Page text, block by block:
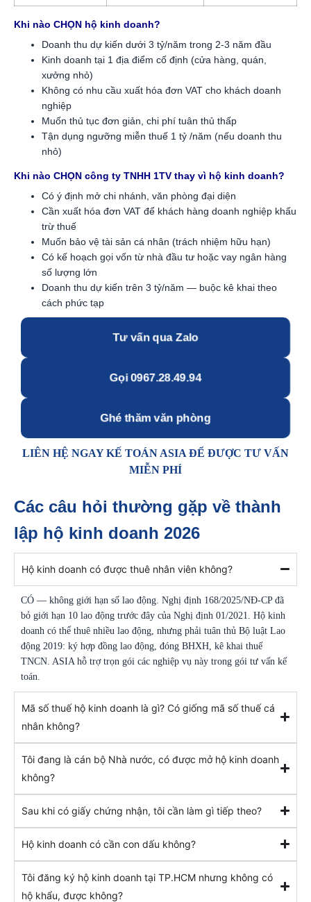
Khi nào CHỌN hộ kinh doanh?
Doanh thu dự kiến dưới 3 tỷ/năm trong 2-3 năm đầu
Kinh doanh tại 1 địa điểm cố định (cửa hàng, quán,
xưởng nhỏ)
Không có nhu cầu xuất hóa đơn VAT cho khách doanh
nghiệp
Muốn thủ tục đơn giản, chi phí tuân thủ thấp
Tận dụng ngưỡng miễn thuế 1 tỷ /năm (nếu doanh thu
nhỏ)
Khi nào CHỌN công ty TNHH 1TV thay vì hộ kinh doanh?
Có ý định mở chi nhánh, văn phòng đại diện
Cần xuất hóa đơn VAT để khách hàng doanh nghiệp khấu
trừ thuế
Muốn bảo vệ tài sản cá nhân (trách nhiệm hữu hạn)
Có kế hoạch gọi vốn từ nhà đầu tư hoặc vay ngân hàng
số lượng lớn
Doanh thu dự kiến trên 3 tỷ/năm — buộc kê khai theo
cách phức tạp
Tư vấn qua Zalo
Gọi 0967.28.49.94
Ghé thăm văn phòng
LIÊN HỆ NGAY KẾ TOÁN ASIA ĐỂ ĐƯỢC TƯ VẤN
MIỄN PHÍ
Các câu hỏi thường gặp về thành
lập hộ kinh doanh 2026
Hộ kinh doanh có được thuê nhân viên không?
CÓ — không giới hạn số lao động. Nghị định 168/2025/NĐ-CP đã
bỏ giới hạn 10 lao động trước đây của Nghị định 01/2021. Hộ kinh
doanh có thể thuê nhiều lao động, nhưng phải tuân thủ Bộ luật Lao
động 2019: ký hợp đồng lao động, đóng BHXH, kê khai thuế
TNCN. ASIA hỗ trợ trọn gói các nghiệp vụ này trong gói tư vấn kế
toán.
Mã số thuế hộ kinh doanh là gì? Có giống mã số thuế cá
nhân không?
Tôi đang là cán bộ Nhà nước, có được mở hộ kinh doanh
không?
Sau khi có giấy chứng nhận, tôi cần làm gì tiếp theo?
Hộ kinh doanh có cần con dấu không?
Tôi đăng ký hộ kinh doanh tại TP.HCM nhưng không có
hộ khẩu, được không?